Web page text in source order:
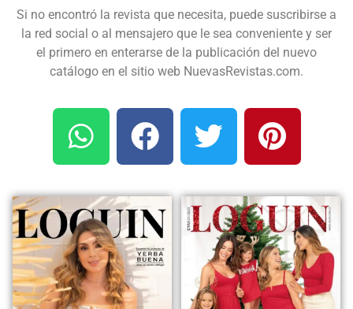
Si no encontró la revista que necesita, puede suscribirse a
la red social o al mensajero que le sea conveniente y ser
el primero en enterarse de la publicación del nuevo
catálogo en el sitio web NuevasRevistas.com.